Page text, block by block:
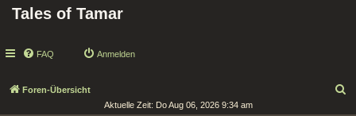
Tales of Tamar
FAQ Anmelden
Foren-Übersicht
Aktuelle Zeit: Do Aug 06, 2026 9:34 am